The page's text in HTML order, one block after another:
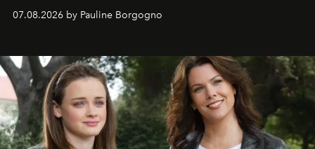
s'arrachent déjà.
07.08.2026 by Pauline Borgogno